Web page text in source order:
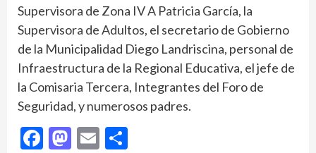
Supervisora de Zona IV A Patricia García, la
Supervisora de Adultos, el secretario de Gobierno
de la Municipalidad Diego Landriscina, personal de
Infraestructura de la Regional Educativa, el jefe de
la Comisaria Tercera, Integrantes del Foro de
Seguridad, y numerosos padres.
Facebook
Mastodon
Email